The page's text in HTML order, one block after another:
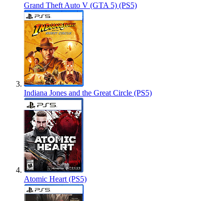
Grand Theft Auto V (GTA 5) (PS5)
Indiana Jones and the Great Circle (PS5)
Atomic Heart (PS5)